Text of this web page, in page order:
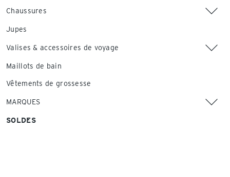
Chaussures
Jupes
Valises & accessoires de voyage
Maillots de bain
Vêtements de grossesse
MARQUES
SOLDES